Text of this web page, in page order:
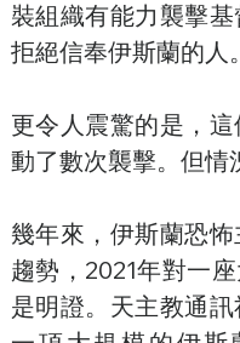
裝組織有能力襲擊
拒絕信奉伊斯蘭的人。
更令人震驚的是，
動了數次襲擊。但情
幾年來，伊斯蘭恐
趨勢，2021年對一
是明證。天主教通